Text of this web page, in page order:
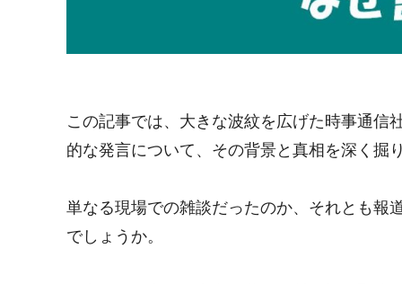
この記事では、大きな波紋を広げた時事通信
的な発言について、その背景と真相を深く掘
単なる現場での雑談だったのか、それとも報
でしょうか。